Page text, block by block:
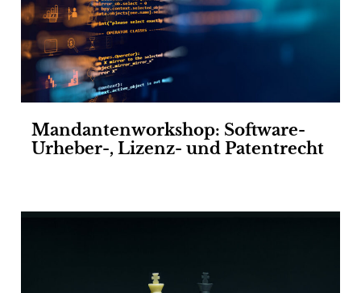
Mandantenworkshop: Software-
Urheber-, Lizenz- und Patentrecht